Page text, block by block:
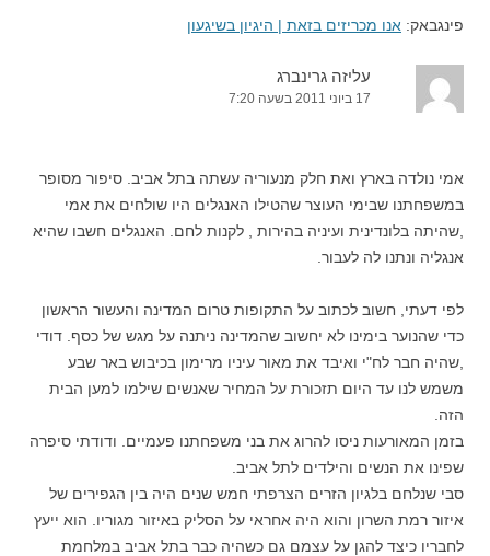
פינגבאק: אנו מכריזים בזאת | היגיון בשיגעון
עליזה גרינברג
17 ביוני 2011 בשעה 7:20
אמי נולדה בארץ ואת חלק מנעוריה עשתה בתל אביב. סיפור מסופר
במשפחתנו שבימי העוצר שהטילו האנגלים היו שולחים את אמי
,שהיתה בלונדינית ועיניה בהירות , לקנות לחם. האנגלים חשבו שהיא
אנגליה ונתנו לה לעבור.
לפי דעתי, חשוב לכתוב על התקופות טרום המדינה והעשור הראשון
כדי שהנוער בימינו לא יחשוב שהמדינה ניתנה על מגש של כסף. דודי
,שהיה חבר לח"י ואיבד את מאור עיניו מרימון בכיבוש באר שבע
משמש לנו עד היום תזכורת על המחיר שאנשים שילמו למען הבית
הזה.
בזמן המאורעות ניסו להרוג את בני משפחתנו פעמיים. ודודתי סיפרה
שפינו את הנשים והילדים לתל אביב.
סבי שנלחם בלגיון הזרים הצרפתי חמש שנים היה בין הגפירים של
איזור רמת השרון והוא היה אחראי על הסליק באיזור מגוריו. הוא ייעץ
לחבריו כיצד להגן על עצמם גם כשהיה כבר בתל אביב במלחמת